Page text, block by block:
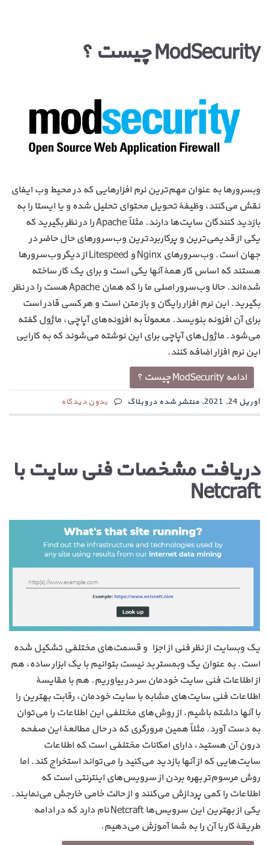
ModSecurity چیست ؟
وبسرورها به عنوان مهم‌ترین نرم افزارهایی که در محیط وب ایفای
نقش می‌کنند، وظیفهٔ تحویل محتوای تحلیل شده و یا ایستا را به
بازدید کنندگان سایت‌ها دارند. مثلاً Apache را در نظر بگیرید که
یکی از قدیمی‌ترین و پرکاربردترین وب‌سرورهای حال حاضر در
جهان است. وب‌سرورهای Nginx و Litespeed از دیگر وب‌سرورها
هستند که اساس کار همهٔ آنها یکی است و برای یک کار ساخته
شده‌اند. حالا وب‌سرور اصلی ما را که همان Apache هست را در نظر
بگیرید. این نرم افزار رایگان و باز متن است و هر کسی قادر است
برای آن افزونه بنویسد. معمولاً به افزونه‌های آپاچی، ماژول گفته
می‌شود. ماژول‌های آپاچی برای این نوشته می‌شوند که به کارایی
این نرم افزار اضافه کنند.
ادامه ModSecurity چیست ؟
آوریل 24, 2021, منتشر شده در وبلاگ بدون دیدگاه
دریافت مشخصات فنی سایت با
Netcraft
یک وبسایت از نظر فنی از اجزاء و قسمت‌های مختلفی تشکیل شده
است. به عنوان یک وبمستر بد نیست بتوانیم با یک ابزار ساده، هم
از اطلاعات فنی سایت خودمان سر در بیاوریم. هم با مقایسهٔ
اطلاعات فنی سایت‌های مشابه با سایت خودمان، رقابت بهترین را
با آنها داشته باشیم. از روش‌های مختلفی این اطلاعات را می‌توان
به دست آورد. مثلاً همین مرورگری که در حال مطالعهٔ این صفحه
درون آن هستید، دارای امکانات مختلفی است که اطلاعات
سایت‌هایی که از آنها بازدید می‌کنید را می‌تواند استخراج کند. اما
روش مرسوم‌تر بهره بردن از سرویس‌های اینترنتی است که
اطلاعات را کمی پردازش می‌کنند و از حالت خامی خارجش می‌نمایند.
یکی از بهترین این سرویس‌ها Netcraft نام دارد که در ادامه
طریقهٔ کار با آن را به شما آموزش می‌دهیم.